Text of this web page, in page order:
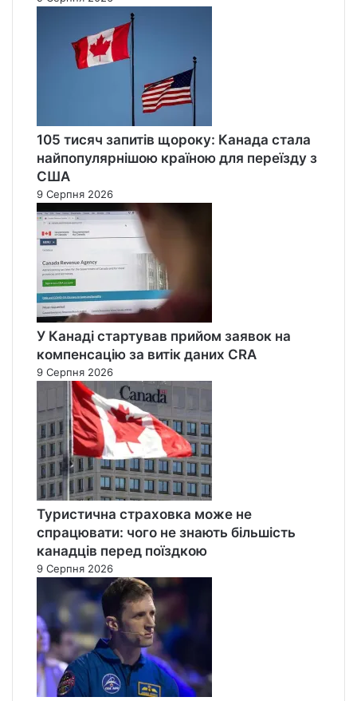
105 тисяч запитів щороку: Канада стала
найпопулярнішою країною для переїзду з
США
9 Серпня 2026
У Канаді стартував прийом заявок на
компенсацію за витік даних CRA
9 Серпня 2026
Туристична страховка може не
спрацювати: чого не знають більшість
канадців перед поїздкою
9 Серпня 2026